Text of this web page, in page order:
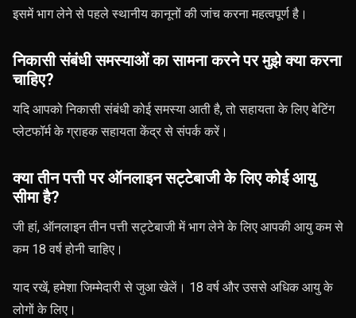
इसमें भाग लेने से पहले स्थानीय कानूनों की जांच करना महत्वपूर्ण है।
निकासी संबंधी समस्याओं का सामना करने पर मुझे क्या करना
चाहिए?
यदि आपको निकासी संबंधी कोई समस्या आती है, तो सहायता के लिए बेटिंग
प्लेटफॉर्म के ग्राहक सहायता केंद्र से संपर्क करें।
क्या तीन पत्ती पर ऑनलाइन सट्टेबाजी के लिए कोई आयु
सीमा है?
जी हां, ऑनलाइन तीन पत्ती सट्टेबाजी में भाग लेने के लिए आपकी आयु कम से
कम 18 वर्ष होनी चाहिए।
याद रखें, हमेशा जिम्मेदारी से जुआ खेलें। 18 वर्ष और उससे अधिक आयु के
लोगों के लिए।